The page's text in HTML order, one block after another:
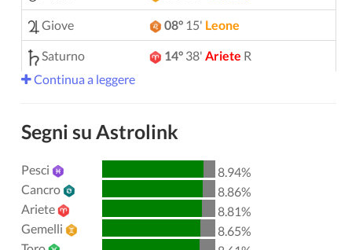
Giove 08° 15' Leone
Saturno 14° 38' Ariete R
Urano
Nettuno 04°
Chirone 00°51'Toro
Lilith 25°39'Sagittario
Continua a leggere
Segni su Astrolink
Pesci
8.94%
Cancro
8.86%
Ariete
8.81%
Gemelli
8.65%